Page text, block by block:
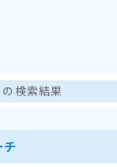
の検索結果
チ